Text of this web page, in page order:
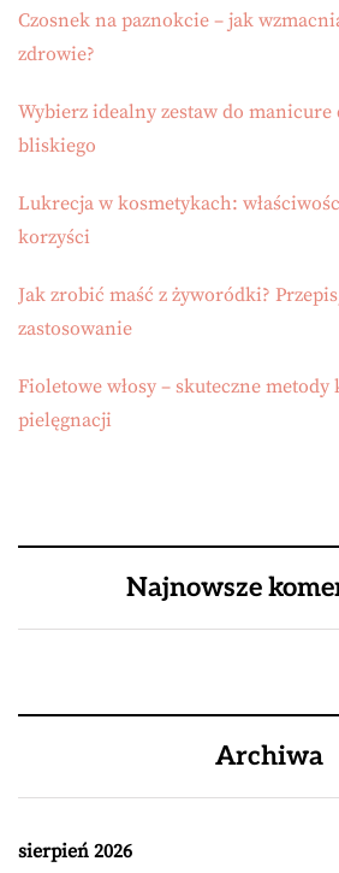
Czosnek na paznokcie – jak
zdrowie?
Wybierz idealny zestaw do
bliskiego
Lukrecja w kosmetykach:
korzyści
Jak zrobić maść z żyworódki?
zastosowanie
Fioletowe włosy – skuteczne
pielęgnacji
Najnowsze
Archiwa
sierpień 2026